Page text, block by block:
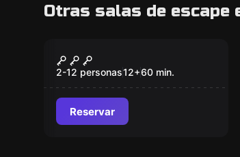
Otras salas de escape
Nuevo
El Misterio de Don
Quijote
2-12 personas12+60 min.
Reservar